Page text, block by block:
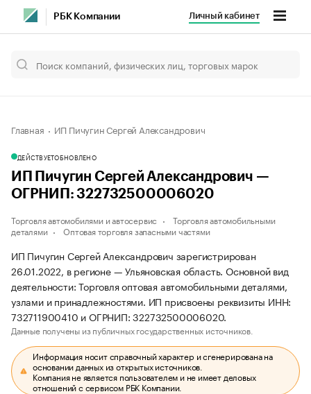
РБК Компании Личный кабинет
Главная ИП Пичугин Сергей Александрович
ДЕЙСТВУЕТОБНОВЛЕНО
ИП Пичугин Сергей Александрович —
ОГРНИП: 322732500006020
Торговля автомобилями и автосервис
Торговля автомобильными
деталями
Оптовая торговля запасными частями
ИП Пичугин Сергей Александрович зарегистрирован
26.01.2022, в регионе — Ульяновская область. Основной вид
деятельности: Торговля оптовая автомобильными деталями,
узлами и принадлежностями. ИП присвоены реквизиты ИНН:
732711900410 и ОГРНИП: 322732500006020.
Данные получены из публичных государственных источников.
Информация носит справочный характер и сгенерирована на
основании данных из открытых источников.
Компания не является пользователем и не имеет деловых
отношений с сервисом РБК Компании.